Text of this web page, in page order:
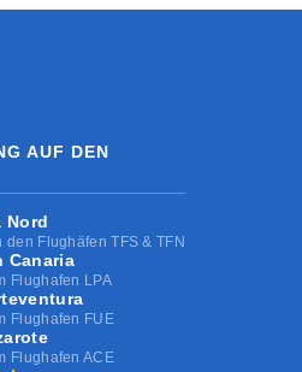
AUF DEN
Nord
Flughäfen TFS & TFN
Canaria
Flughafen LPA
Flughafen FUE
Flughafen ACE